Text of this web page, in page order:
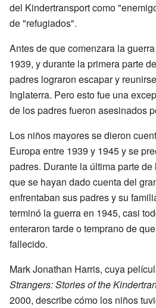
del Kindertransport como
de "refugiados".
Antes de que comenzara la
1939, y durante la primera parte
padres lograron escapar y
Inglaterra. Pero esto fue una
de los padres fueron asesinados
Los niños mayores se dieron
Europa entre 1939 y 1945 y se
padres. Durante la última parte
que se hayan dado cuenta del
enfrentaban sus padres y su
terminó la guerra en 1945, casi
enteraron tarde o temprano de
fallecido.
Mark Jonathan Harris, cuya
Strangers: Stories of the
2000, describe cómo los niños